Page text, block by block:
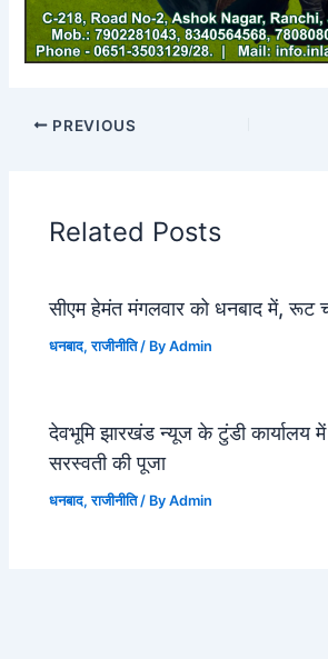
PREVIOUS
Related Posts
सीएम हेमंत मंगलवार को धनबाद में, रूट
धनबाद,राजीनीति/ ByAdmin
देवभूमि झारखंड न्यूज के टुंडी कार्यालय
सरस्वती की पूजा
धनबाद,राजीनीति/ ByAdmin